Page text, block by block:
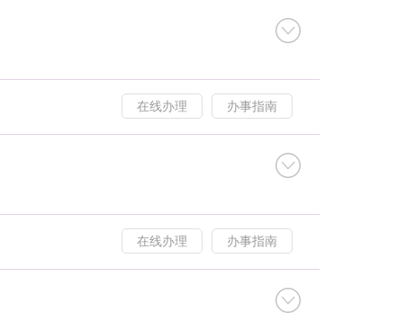
在线办理 办事指南
在线办理 办事指南